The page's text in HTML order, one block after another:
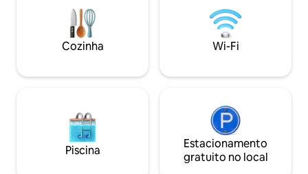
xampu 🫧 Limpeza profissional de
acordo com os padrões de hotel Self
check-in🔑 24h ✔ Check-in antecipado e
check-out tardio mediante solicitação
Cozinha Wi-Fi
Piscina
Estacionamento
gratuito no local